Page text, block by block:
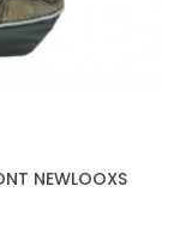
NEWLOOXS